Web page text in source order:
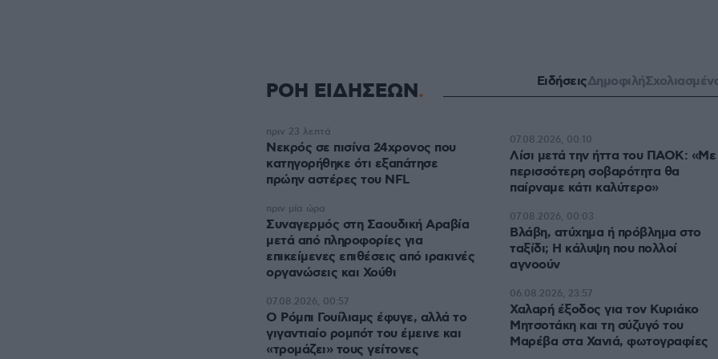
ΡΟΗ ΕΙΔΗΣΕΩΝ ΕιδήσειςΔημοφιλή
Νεκρός σε πισίνα 24χρονος που
κατηγορήθηκε ότι εξαπάτησε
πρώην αστέρες του NFL
πριν 23 λεπτά
Συναγερμός στη Σαουδική Αραβία
μετά από πληροφορίες για
επικείμενες επιθέσεις από ιρακινές
οργανώσεις και Χούθι
πριν μία ώρα
Ο Ρόμπι Γουίλιαμς έφυγε, αλλά το
γιγαντιαίο ρομπότ του έμεινε και
«τρομάζει» τους γείτονες
07.08.2026, 00:57
Λίσι μετά την ήττα του ΠΑΟΚ: «Με
περισσότερη σοβαρότητα θα
παίρναμε κάτι καλύτερο»
07.08.2026, 00:10
Βλάβη, ατύχημα ή πρόβλημα στο
ταξίδι; Η κάλυψη που πολλοί
αγνοούν
07.08.2026, 00:03
Χαλαρή έξοδος για τον Κυριάκο
Μητσοτάκη και τη σύζυγό του
Μαρέβα στα Χανιά, φωτογραφίες
06.08.2026, 23:57